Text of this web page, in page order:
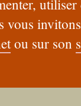
vous
ou sur son